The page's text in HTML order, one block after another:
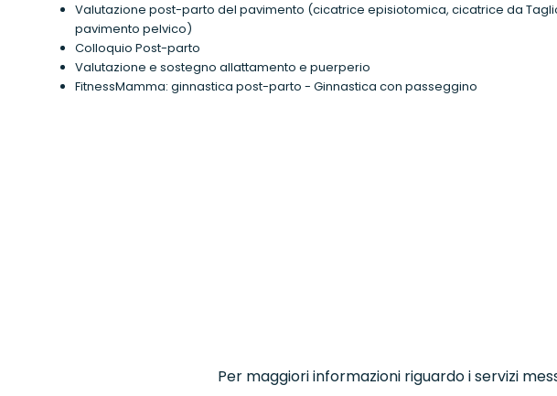
Valutazione post-parto del pavimento (cicatrice episiotomica, cicatrice da
pavimento pelvico)
Colloquio Post-parto
Valutazione e sostegno allattamento e puerperio
FitnessMamma: ginnastica post-parto - Ginnastica con passeggino
Per maggiori informazioni riguardo i servizi